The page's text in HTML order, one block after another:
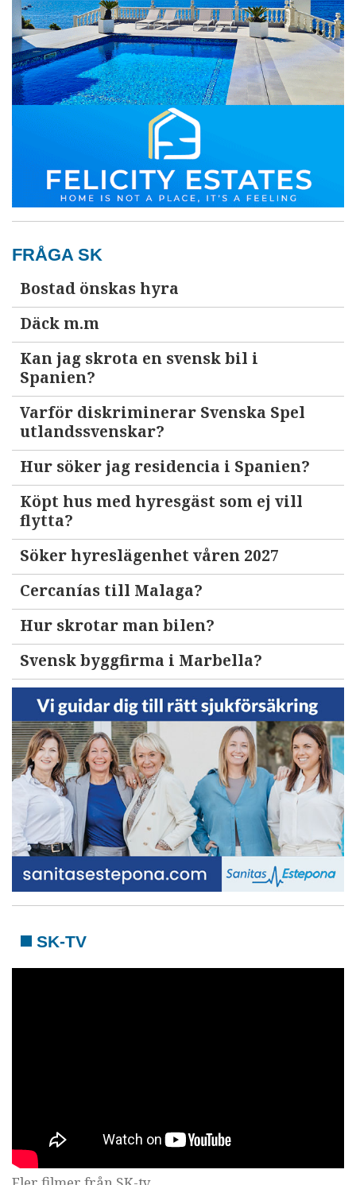
FRÅGA SK
Bostad önskas hyra
Däck m.m
Kan jag skrota en svensk bil i
Spanien?
Varför diskriminerar Svenska Spel
utlandssvenskar?
Hur söker jag residencia i Spanien?
Köpt hus med hyresgäst som ej vill
flytta?
Söker hyreslägenhet våren 2027
Cercanías till Malaga?
Hur skrotar man bilen?
Svensk byggfirma i Marbella?
SK-TV